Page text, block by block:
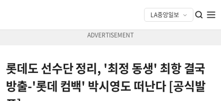
롯데도 선수단 정리, '최정 동생' 최항 결국
방출-'롯데 컴백' 박시영도 떠난다 [공식발